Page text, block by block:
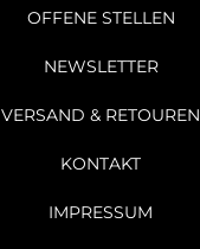
OFFENE STELLEN
NEWSLETTER
VERSAND & RETOUREN
KONTAKT
IMPRESSUM